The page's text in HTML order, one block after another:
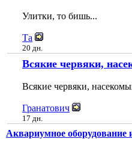
Улитки, то бишь...
Та
20 дн.
Всякие червяки,
Всякие червяки,
Гранатович
17 дн.
Аквариумное оборудование